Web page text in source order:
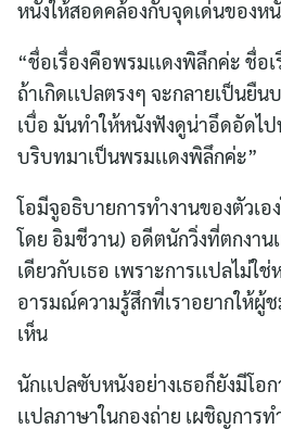
หนังให้สอดคล้องกับจุดเด่นของห
“ชื่อเรื่องคือพรมเเดงพิลึกค่ะ ชื่อ
ถ้าเกิดเเปลตรงๆ จะกลายเป็นยื
เบื่อ มันทำให้หนังฟังดูน่าอึดอัดไป
บริบทมาเป็นพรมเเดงพิลึกค่ะ”
โอมีจูอธิบายการทำงานของตัวเอ
โดย อิมชีวาน) อดีตนักวิ่งที่ตกงาน
เดียวกับเธอ เพราะการเเปลไม่ใ
อารมณ์ความรู้สึกที่เราอยากให้ผู้
เห็น
นักเเปลซับหนังอย่างเธอก็ยังมีโอ
เเปลภาษาในกองถ่าย เผชิญการ